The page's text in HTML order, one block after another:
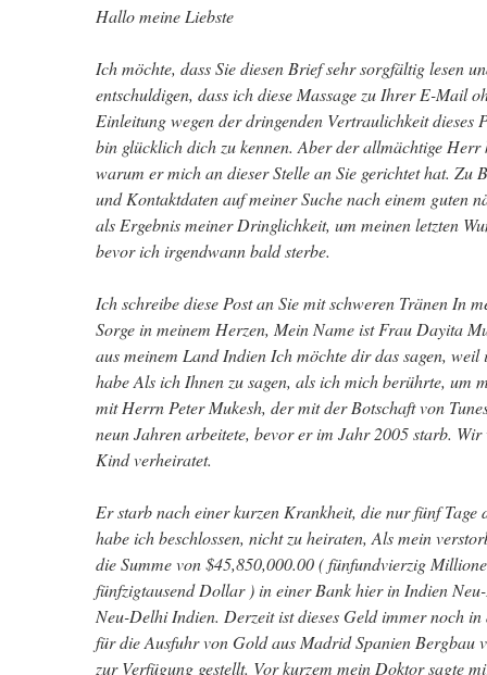
Hallo meine Liebste
Ich möchte, dass Sie diesen Brief sehr sorgfältig lesen
entschuldigen, dass ich diese Massage zu Ihrer E-Mail
Einleitung wegen der dringenden Vertraulichkeit dieses
bin glücklich dich zu kennen. Aber der allmächtige Herr
warum er mich an dieser Stelle an Sie gerichtet hat. Zu
und Kontaktdaten auf meiner Suche nach einem guten
als Ergebnis meiner Dringlichkeit, um meinen letzten
bevor ich irgendwann bald sterbe.
Ich schreibe diese Post an Sie mit schweren Tränen In
Sorge in meinem Herzen, Mein Name ist Frau Dayita
aus meinem Land Indien Ich möchte dir das sagen,
habe Als ich Ihnen zu sagen, als ich mich berührte, um
mit Herrn Peter Mukesh, der mit der Botschaft von
neun Jahren arbeitete, bevor er im Jahr 2005 starb.
Kind verheiratet.
Er starb nach einer kurzen Krankheit, die nur fünf Tage
habe ich beschlossen, nicht zu heiraten, Als mein
die Summe von $45,850,000.00 ( fünfundvierzig
fünfzigtausend Dollar ) in einer Bank hier in Indien
Neu-Delhi Indien. Derzeit ist dieses Geld immer noch
für die Ausfuhr von Gold aus Madrid Spanien Bergbau
zur Verfügung gestellt. Vor kurzem mein Doktor sagte